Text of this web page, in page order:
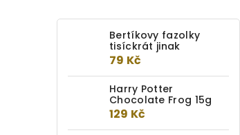
Bertíkovy fazolky
tisíckrát jinak
79 Kč
Harry Potter
Chocolate Frog 15g
129 Kč